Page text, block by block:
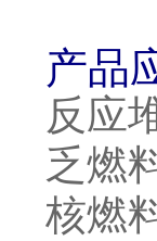
产品
反应
乏燃
核燃